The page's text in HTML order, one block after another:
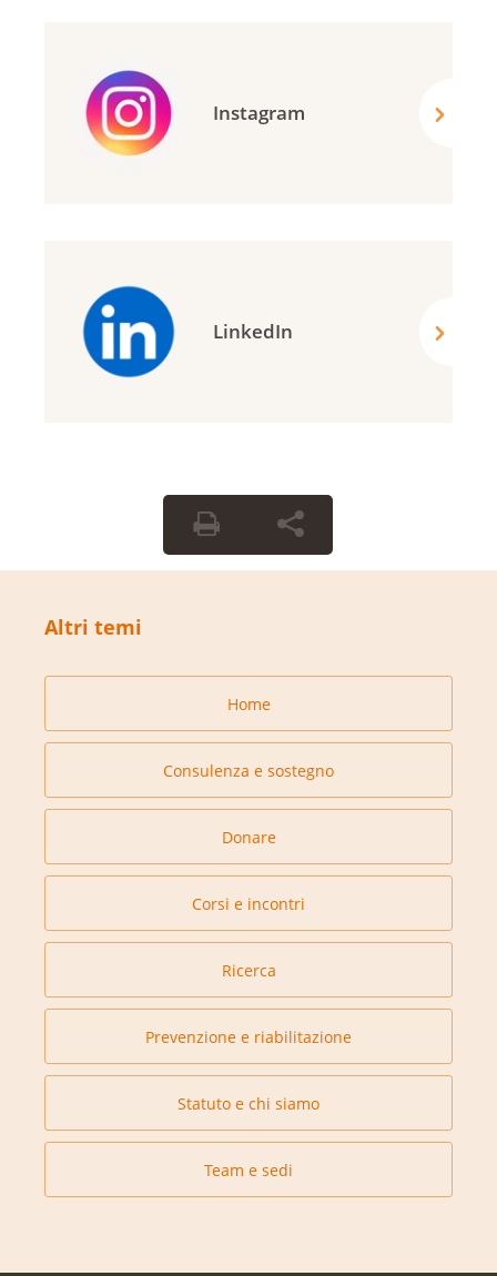
Instagram
LinkedIn
Altri temi
Home
Consulenza e sostegno
Donare
Corsi e incontri
Ricerca
Prevenzione e riabilitazione
Statuto e chi siamo
Team e sedi